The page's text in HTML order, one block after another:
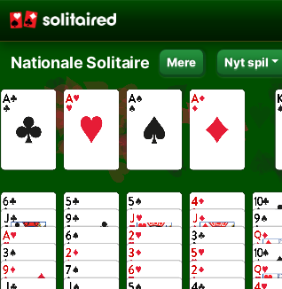
Nationale Solitaire Mere Nyt spil